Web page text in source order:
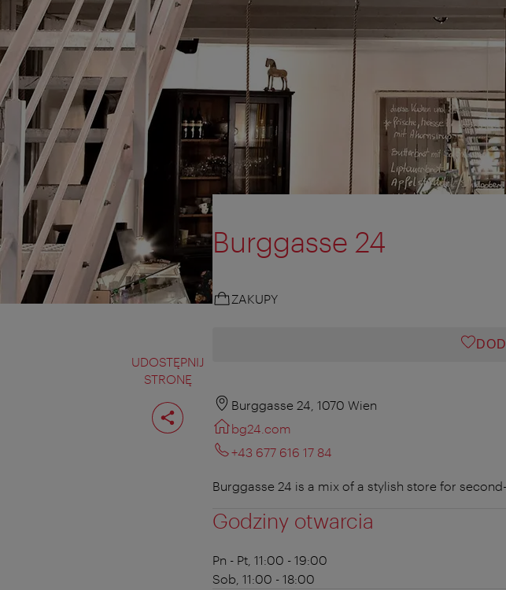
UDOSTĘPNIJ
STRONĘ
Podziel
stronę
Burggasse 24
ZAKUPY
Burggasse 24, 1070 Wien
bg24.com
+43 677 616 17 84
Burggasse 24 is a mix of a stylish store for
Godziny otwarcia
Pn - Pt, 11:00 - 19:00
Sob, 11:00 - 18:00